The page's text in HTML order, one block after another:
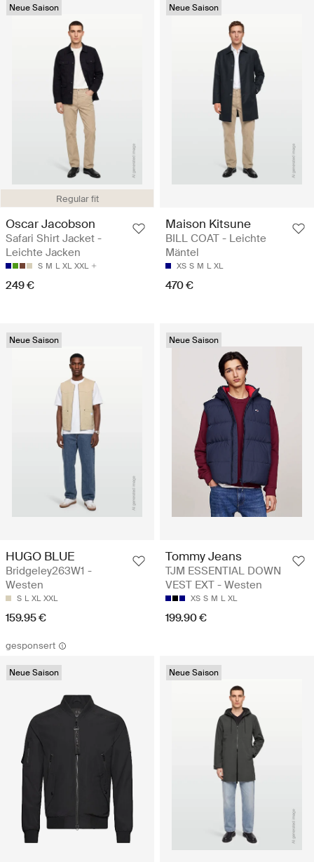
Regular fit
Neue Saison
Oscar Jacobson
Safari Shirt Jacket -
Leichte Jacken
S M L XL XXL
249 €
Neue Saison
Maison Kitsune
BILL COAT - Leichte
Mäntel
XS S M L XL
470 €
Neue Saison
HUGO BLUE
Bridgeley263W1 -
Westen
S L XL XXL
159.95 €
Neue Saison
Tommy Jeans
TJM ESSENTIAL DOWN
VEST EXT - Westen
XS S M L XL
199.90 €
gesponsert
Neue Saison Neue Saison